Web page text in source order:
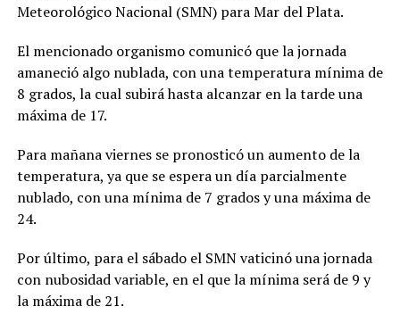
Meteorológico Nacional (SMN) para Mar del Plata.
El mencionado organismo comunicó que la jornada
amaneció algo nublada, con una temperatura mínima de
8 grados, la cual subirá hasta alcanzar en la tarde una
máxima de 17.
Para mañana viernes se pronosticó un aumento de la
temperatura, ya que se espera un día parcialmente
nublado, con una mínima de 7 grados y una máxima de
24.
Por último, para el sábado el SMN vaticinó una jornada
con nubosidad variable, en el que la mínima será de 9 y
la máxima de 21.